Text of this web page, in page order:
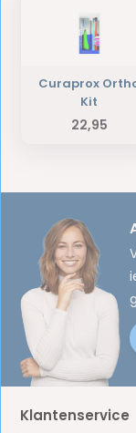
Curaprox
Kit
22,95
Klantenservice